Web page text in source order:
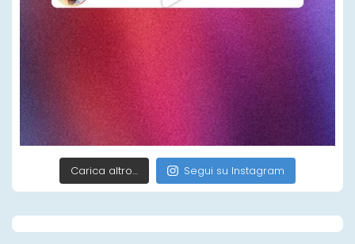
Carica altro… Segui su Instagram